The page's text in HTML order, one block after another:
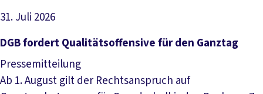
31. Juli 2026
Artikel lesen
DGB fordert Qualitätsoffensive für den Ganztag
Pressemitteilung
Ab 1. August gilt der Rechtsanspruch auf